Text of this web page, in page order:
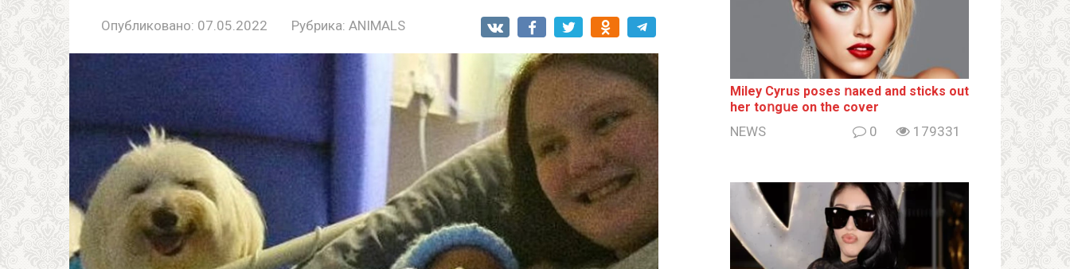
Опубликовано: 07.05.2022 Рубрика: ANIMALS
Miley Cyrus poses ոакеd and sticks out
her tоոgսе on the cover
NEWS 0 179331